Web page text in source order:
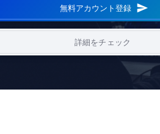
無料アカウント登録
詳細をチェック